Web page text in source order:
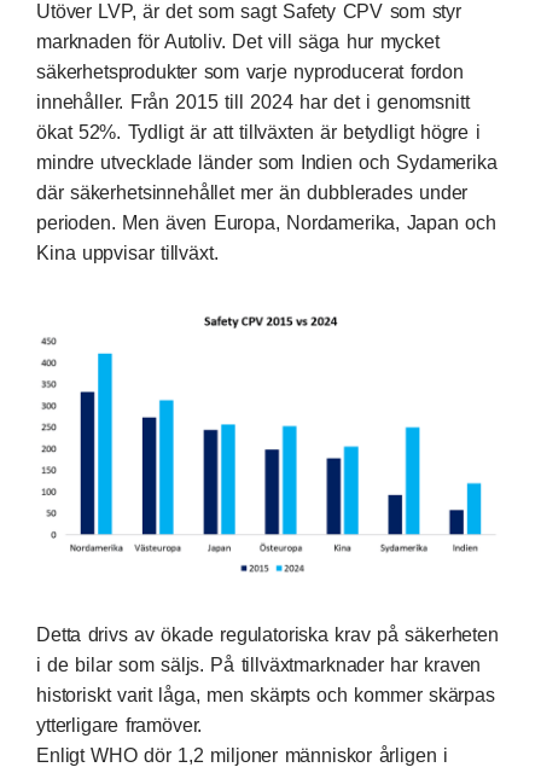
Utöver LVP, är det som sagt Safety CPV som styr
marknaden för Autoliv. Det vill säga hur mycket
säkerhetsprodukter som varje nyproducerat fordon
innehåller. Från 2015 till 2024 har det i genomsnitt
ökat 52%. Tydligt är att tillväxten är betydligt högre i
mindre utvecklade länder som Indien och Sydamerika
där säkerhetsinnehållet mer än dubblerades under
perioden. Men även Europa, Nordamerika, Japan och
Kina uppvisar tillväxt.
Detta drivs av ökade regulatoriska krav på säkerheten
i de bilar som säljs. På tillväxtmarknader har kraven
historiskt varit låga, men skärpts och kommer skärpas
ytterligare framöver.
Enligt WHO dör 1,2 miljoner människor årligen i